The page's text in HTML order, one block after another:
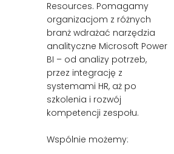
Resources. Pomagamy
organizacjom z różnych
branż wdrażać narzędzia
analityczne Microsoft Power
BI – od analizy potrzeb,
przez integrację z
systemami HR, aż po
szkolenia i rozwój
kompetencji zespołu.
Wspólnie możemy: